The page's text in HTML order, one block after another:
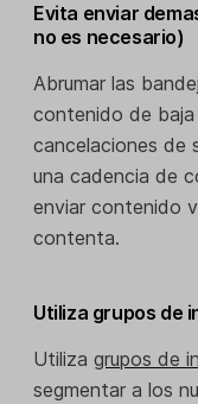
Evita enviar
no es necesario)
Abrumar las
contenido de
cancelaciones de
una cadencia de
enviar contenido
contenta.
Utiliza grupos de
Utiliza grupos de
segmentar a los